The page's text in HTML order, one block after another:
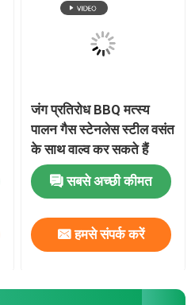
जंग प्रतिरोध BBQ मत्स्य
पालन गैस स्टेनलेस स्टील वसंत
के साथ वाल्व कर सकते हैं
सबसे अच्छी कीमत
हमसे संपर्क करें